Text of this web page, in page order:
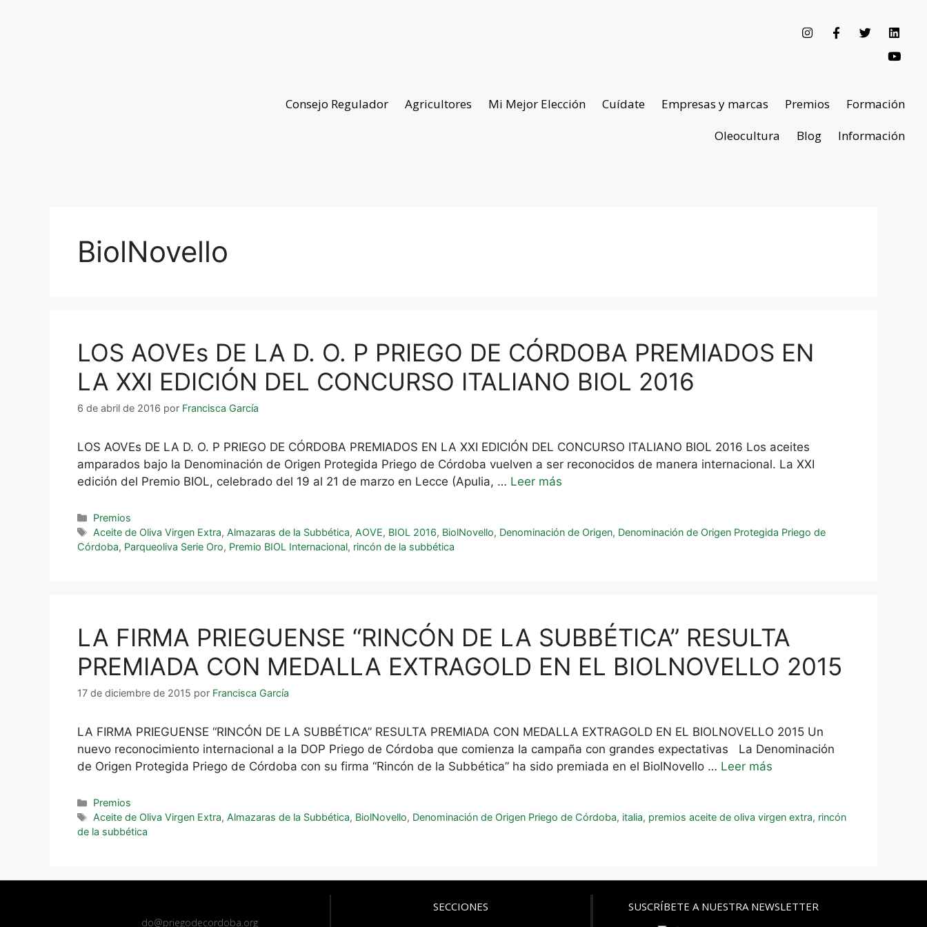
Consejo Regulador Agricultores Mi Mejor Elección Cuídate Empresas y marcas Premios
Formación
Oleocultura
Blog Información
BiolNovello
LOS AOVEs DE LA D. O. P PRIEGO DE CÓRDOBA PREMIADOS EN
LA XXI EDICIÓN DEL CONCURSO ITALIANO BIOL 2016
6 de abril de 2016 por Francisca García
LOS AOVEs DE LA D. O. P PRIEGO DE CÓRDOBA PREMIADOS EN LA XXI EDICIÓN DEL CONCURSO ITALIANO BIOL 2016 Los aceites
amparados bajo la Denominación de Origen Protegida Priego de Córdoba vuelven a ser reconocidos de manera internacional. La XXI
edición del Premio BIOL, celebrado del 19 al 21 de marzo en Lecce (Apulia, … Leer más
Premios
Aceite de Oliva Virgen Extra,Almazaras de la Subbética,AOVE, BIOL 2016, BiolNovello, Denominación de Origen, Denominación de Origen Protegida Priego de
Córdoba, Parqueoliva Serie Oro, Premio BIOL Internacional, rincón de la subbética
LA FIRMA PRIEGUENSE “RINCÓN DE LA SUBBÉTICA” RESULTA
PREMIADA CON MEDALLA EXTRAGOLD EN EL BIOLNOVELLO 2015
17 de diciembre de 2015 por Francisca García
LA FIRMA PRIEGUENSE “RINCÓN DE LA SUBBÉTICA” RESULTA PREMIADA CON MEDALLA EXTRAGOLD EN EL BIOLNOVELLO 2015 Un
nuevo reconocimiento internacional a la DOP Priego de Córdoba que comienza la campaña con grandes expectativas La Denominación
de Origen Protegida Priego de Córdoba con su firma “Rincón de la Subbética” ha sido premiada en el BiolNovello … Leer más
Premios
Aceite de Oliva Virgen Extra,Almazaras de la Subbética, BiolNovello, Denominación de Origen Priego de Córdoba, italia, premios aceite de oliva virgen extra, rincón
de la subbética
do@priegodecordoba.org
SECCIONES SUSCRÍBETE A NUESTRA NEWSLETTER